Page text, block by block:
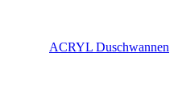
ACRYL Duschwannen